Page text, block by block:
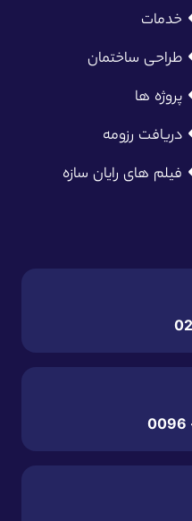
خدمات
طراحی ساختمان
پروژه ها
دریافت رزومه
فیلم های رایان سازه